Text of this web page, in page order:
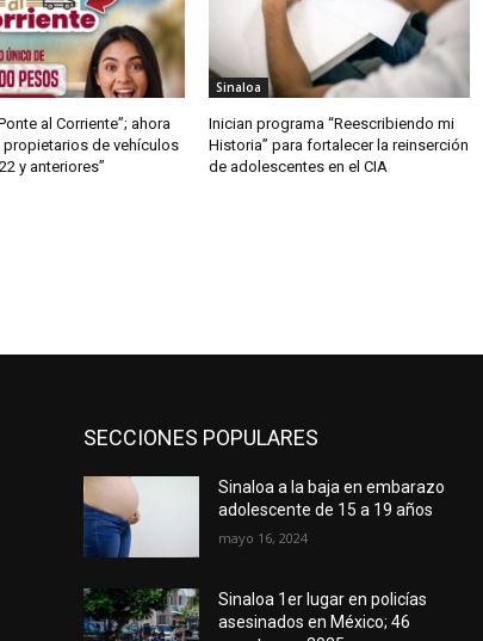
al Corriente”; ahora
propietarios de vehículos
y anteriores”
Sinaloa
Inician programa “Reescribiendo mi
Historia” para fortalecer la reinserción
de adolescentes en el CIA
SECCIONES POPULARES
Sinaloa a la baja en embarazo
adolescente de 15 a 19 años
mayo 16, 2024
Sinaloa 1er lugar en policías
asesinados en México; 46